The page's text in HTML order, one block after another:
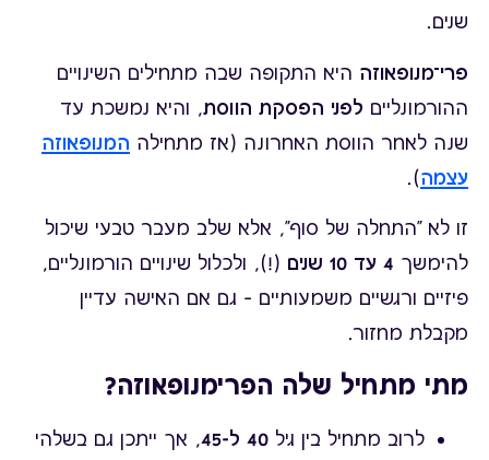
שנים.
פרי־מנופאוזה היא התקופה שבה מתחילים השינויים
ההורמונליים לפני הפסקת הווסת, והיא נמשכת עד
שנה לאחר הווסת האחרונה (אז מתחילה המנופאוזה
עצמה).
זו לא "התחלה של סוף", אלא שלב מעבר טבעי שיכול
להימשך 4 עד 10 שנים
(!), ולכלול שינויים הורמונליים,
פיזיים ורגשיים משמעותיים – גם אם האישה עדיין
מקבלת מחזור.
מתי מתחיל שלה הפרימנופאוזה?
לרוב מתחיל בין גיל 40 ל-45
, אך ייתכן גם בשלהי